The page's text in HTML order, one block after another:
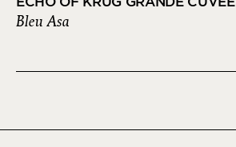
Bleu Asa